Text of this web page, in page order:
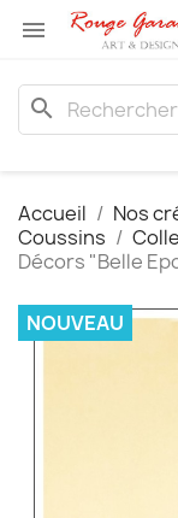

search
Accueil Nos
Coussins
Décors "Belle
NOUVEAU